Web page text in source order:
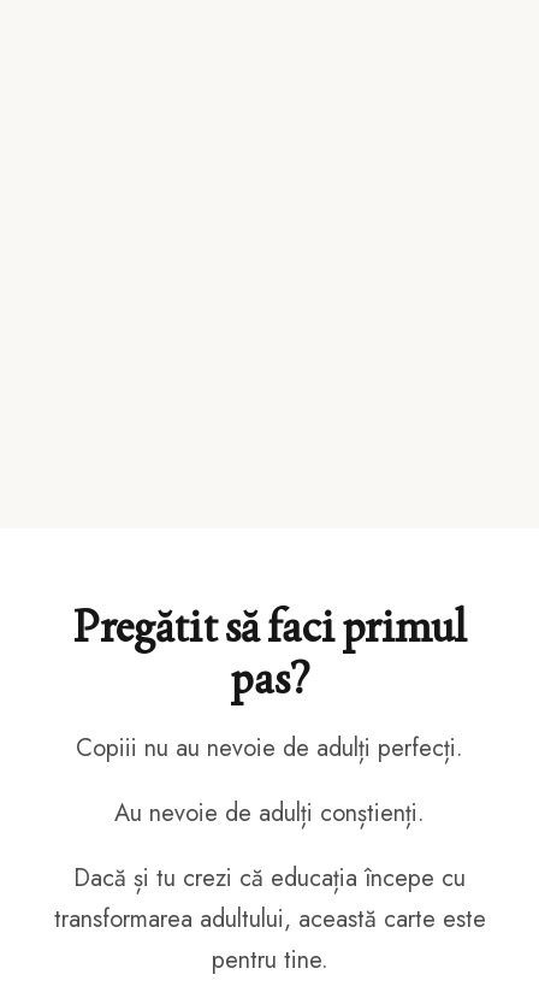
Pregătit să faci primul
pas?
Copiii nu au nevoie de adulți perfecți.
Au nevoie de adulți conștienți.
Dacă și tu crezi că educația începe cu
transformarea adultului, această carte este
pentru tine.